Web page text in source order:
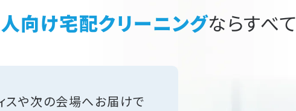
向け宅配クリーニングならすべて
スや次の会場へお届けで